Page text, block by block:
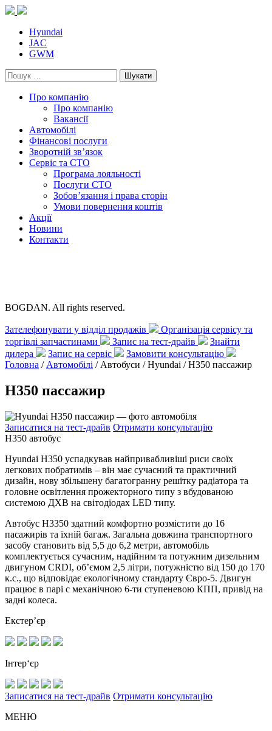
Skip
contentHyundai
JAC
GWM
Пошук:
Про компанію
Про компанію
Вакансії
Автомобілі
Фінансові послуги
Зворотній зв’язок
Cервіс та СТО
Програма лояльності
Послуги СТО
Зобов’язання і права сторін
Умови повернення коштів
Акції
Новини
Контакти
BOGDAN. All rights reserved.
Зателефонувати у відділ продажів
Організація сервісу та
торгівлі запчастинами
Запис на тест-драйв
Знайти
дилера
Запис на сервіс
Замовити консультацію
Головна / Автомобілі / Автобуси / Hyundai /H350 пассажир
H350 пассажир
Записатися на тест-драйв Отримати консультацію
H350 автобус
Hyundai H350 успадкував найпривабливіші риси своїх
легкових побратимів – він має сучасний та практичний
дизайн, нову збільшену багатогранну решітку радіатора та
головне освітлення прожекторного типу з вбудованою
системою ДХВ на світодіодах LED типу.
Автобус Н3350 здатний комфортно розмістити до 16
пасажирів та їхній багаж. Загальна довжина транспортного
засобу становить від 5,5 до 6,2 метри, автомобіль
комплектується сучасним, надійним та потужним дизельним
двигуном CRDI, об’ємом 2,5 літри, потужністю від 150 до 170
к.с., що відповідає екологічному стандарту Євро-5. Двигун
працює в парі с механічною 6-ти ступеневою КПП, привід на
задні колеса.
Екстер’єр
Інтер‘єр
Записатися на тест-драйв Отримати консультацію
МЕНЮ